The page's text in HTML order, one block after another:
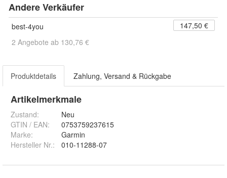
Andere Verkäufer
best-4you
147,50 €
2 Angebote ab 130,76 €
Produktdetails Zahlung, Versand & Rückgabe
Artikelmerkmale
Zustand:
Neu
GTIN / EAN:
0753759237615
Marke:
Garmin
Hersteller Nr.:
010-11288-07